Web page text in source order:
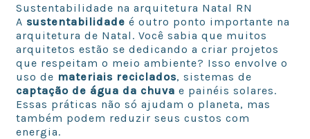
Sustentabilidade na arquitetura Natal RN
A sustentabilidade é outro ponto importante na
arquitetura de Natal. Você sabia que muitos
arquitetos estão se dedicando a criar projetos
que respeitam o meio ambiente? Isso envolve o
uso de materiais reciclados, sistemas de
captação de água da chuva e painéis solares.
Essas práticas não só ajudam o planeta, mas
também podem reduzir seus custos com
energia.